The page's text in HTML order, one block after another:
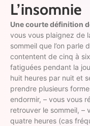
L’insomnie
Une courte définition
vous vous plaignez de
sommeil que l’on parle
contentent de cinq à
fatiguées pendant la
huit heures par nuit et
prendre plusieurs
endormir, – vous vous
retrouver le sommeil, –
quatre heures (cas